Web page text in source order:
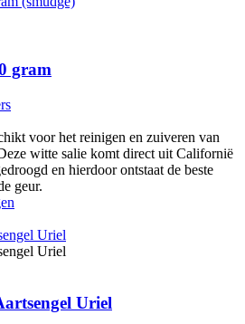
gram
voor het reinigen en zuiveren van
witte salie komt direct uit Californië
en hierdoor ontstaat de beste
geur.
Uriel